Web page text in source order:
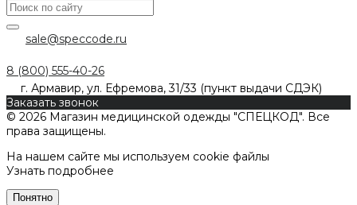
sale@speccode.ru
8 (800) 555-40-26
г. Армавир, ул. Ефремова, 31/33 (пункт выдачи СДЭК)
Заказать звонок
© 2026 Магазин медицинской одежды "СПЕЦКОД". Все
права защищены.
На нашем сайте мы используем cookie файлы
Узнать подробнее
Понятно